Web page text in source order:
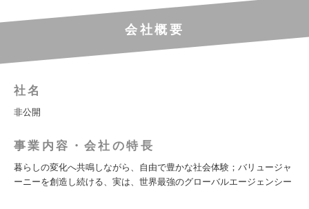
会社概要
社名
非公開
事業内容・会社の特長
暮らしの変化へ共鳴しながら、自由で豊かな社会体験；バリュージャ
ーニーを創造し続ける、実は、世界最強のグローバルエージェンシー